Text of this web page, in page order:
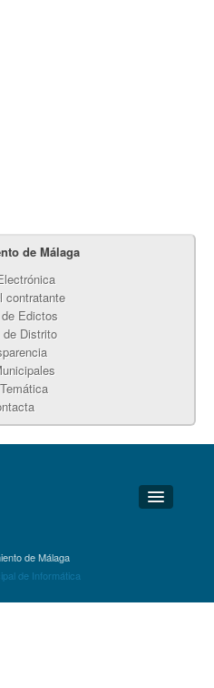
de Málaga
contratante
Edictos
Distrito
de Málaga
de Informática